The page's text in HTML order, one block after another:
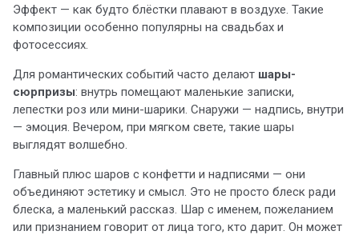
Эффект — как будто блёстки плавают в воздухе. Такие
композиции особенно популярны на свадьбах и
фотосессиях.
Для романтических событий часто делают шары-
сюрпризы: внутрь помещают маленькие записки,
лепестки роз или мини-шарики. Снаружи — надпись, внутри
— эмоция. Вечером, при мягком свете, такие шары
выглядят волшебно.
Главный плюс шаров с конфетти и надписями — они
объединяют эстетику и смысл. Это не просто блеск ради
блеска, а маленький рассказ. Шар с именем, пожеланием
или признанием говорит от лица того, кто дарит. Он может